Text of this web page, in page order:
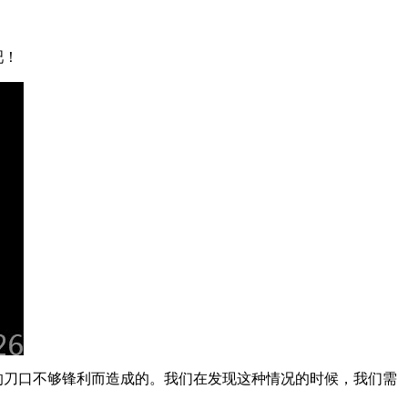
口不够锋利而造成的。我们在发现这种情况的时候，我们需